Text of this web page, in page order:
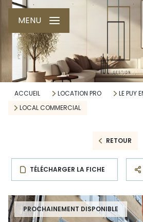
MENU
ACCUEIL LOCATION PRO
LE PUY
LOCAL COMMERCIAL
RETOUR
TÉLÉCHARGER LA FICHE
PROCHAINEMENT DISPONIBLE